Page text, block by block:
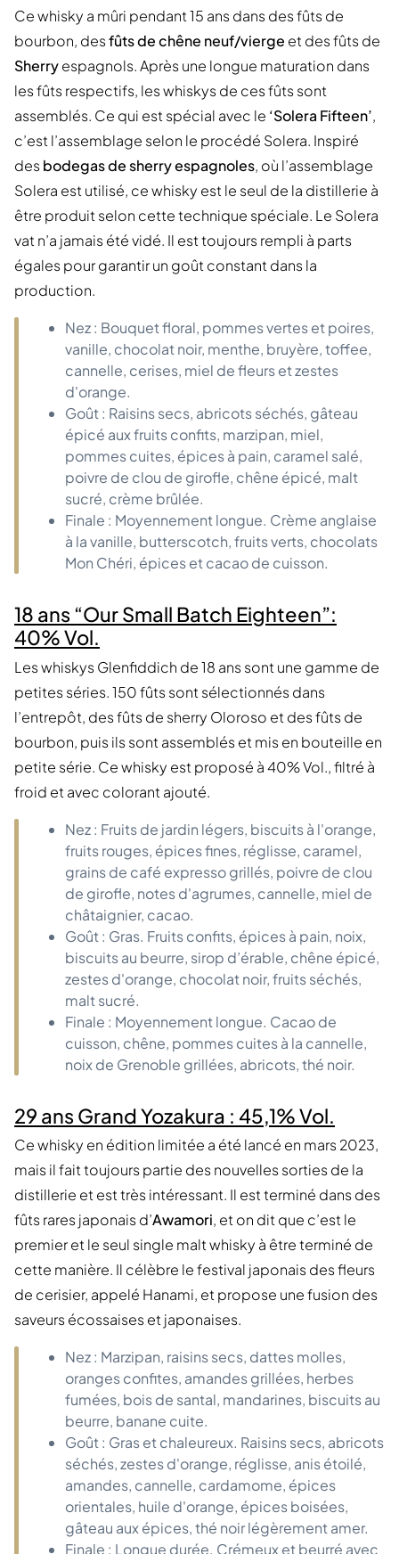
Ce whisky a mûri pendant 15 ans dans des fûts de
bourbon, desfûts de chêne neuf/vierge et des fûts de
Sherryespagnols. Après une longue maturation dans
les fûts respectifs, les whiskys de ces fûts sont
assemblés. Ce qui est spécial avec le ‘Solera Fifteen’,
c’est l’assemblage selon le procédé Solera. Inspiré
desbodegas de sherry espagnoles, où l’assemblage
Solera est utilisé, ce whisky est le seul de la distillerie à
être produit selon cette technique spéciale. Le Solera
vat n’a jamais été vidé. Il est toujours rempli à parts
égales pour garantir un goût constant dans la
production.
Nez : Bouquet floral, pommes vertes et poires,
vanille, chocolat noir, menthe, bruyère, toffee,
cannelle, cerises, miel de fleurs et zestes
d'orange.
Goût : Raisins secs, abricots séchés, gâteau
épicé aux fruits confits, marzipan, miel,
pommes cuites, épices à pain, caramel salé,
poivre de clou de girofle, chêne épicé, malt
sucré, crème brûlée.
Finale : Moyennement longue. Crème anglaise
à la vanille, butterscotch, fruits verts, chocolats
Mon Chéri, épices et cacao de cuisson.
18 ans “Our Small Batch Eighteen”:
40% Vol.
Les whiskys Glenfiddich de 18 ans sont une gamme de
petites séries. 150 fûts sont sélectionnés dans
l’entrepôt, des fûts de sherry Oloroso et des fûts de
bourbon, puis ils sont assemblés et mis en bouteille en
petite série. Ce whisky est proposé à 40% Vol., filtré à
froid et avec colorant ajouté.
Nez : Fruits de jardin légers, biscuits à l'orange,
fruits rouges, épices fines, réglisse, caramel,
grains de café expresso grillés, poivre de clou
de girofle, notes d'agrumes, cannelle, miel de
châtaignier, cacao.
Goût : Gras. Fruits confits, épices à pain, noix,
biscuits au beurre, sirop d’érable, chêne épicé,
zestes d'orange, chocolat noir, fruits séchés,
malt sucré.
Finale : Moyennement longue. Cacao de
cuisson, chêne, pommes cuites à la cannelle,
noix de Grenoble grillées, abricots, thé noir.
29 ans Grand Yozakura : 45,1% Vol.
Ce whisky en édition limitée a été lancé en mars 2023,
mais il fait toujours partie des nouvelles sorties de la
distillerie et est très intéressant. Il est terminé dans des
fûts rares japonais d’Awamori, et on dit que c’est le
premier et le seul single malt whisky à être terminé de
cette manière. Il célèbre le festival japonais des fleurs
de cerisier, appelé Hanami, et propose une fusion des
saveurs écossaises et japonaises.
Nez : Marzipan, raisins secs, dattes molles,
oranges confites, amandes grillées, herbes
fumées, bois de santal, mandarines, biscuits au
beurre, banane cuite.
Goût : Gras et chaleureux. Raisins secs, abricots
séchés, zestes d'orange, réglisse, anis étoilé,
amandes, cannelle, cardamome, épices
orientales, huile d'orange, épices boisées,
gâteau aux épices, thé noir légèrement amer.
Finale : Longue durée. Crémeux et beurré avec